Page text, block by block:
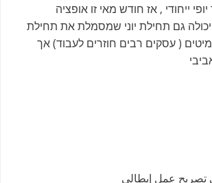
ייחודי , אז חודש מאי זו אופציה
גם תחילת יוני שמסמלת את תחילת
( עסקים רבים חוזרים לעבוד) אך
عمل إيطالي